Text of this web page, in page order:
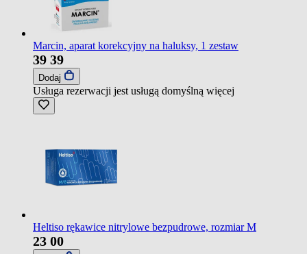
Marcin, aparat korekcyjny na haluksy, 1 zestaw
39 39
Dodaj
Usługa rezerwacji jest usługą domyślną więcej
Heltiso rękawice nitrylowe bezpudrowe, rozmiar M
23 00